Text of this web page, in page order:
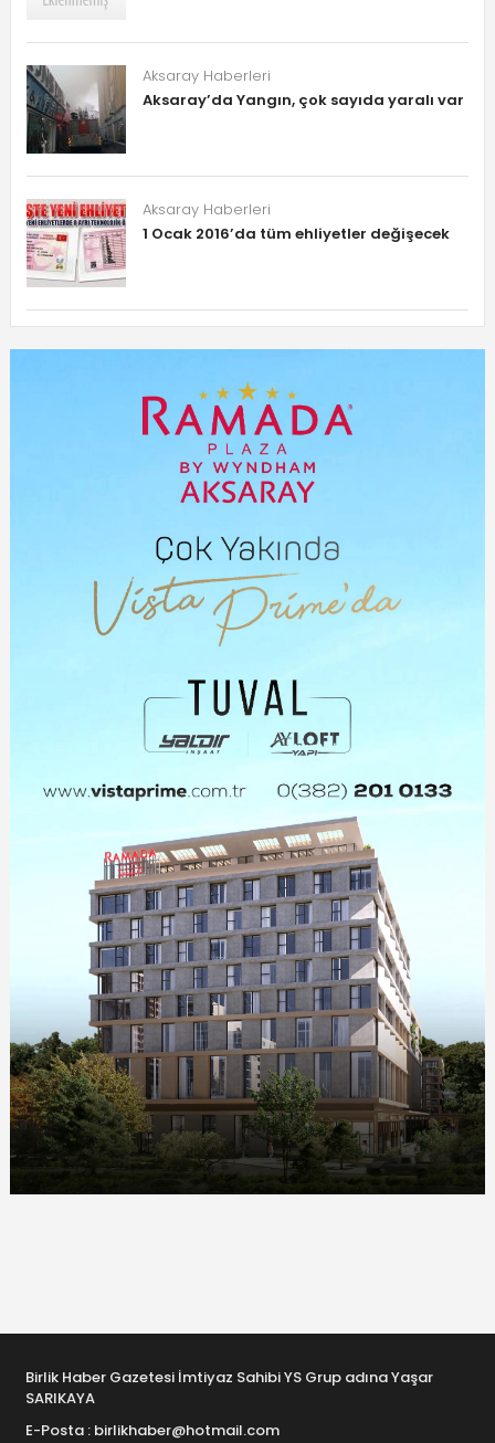
Aksaray Haberleri
Aksaray’da Yangın, çok sayıda yaralı var
Aksaray Haberleri
1 Ocak 2016’da tüm ehliyetler değişecek
Birlik Haber Gazetesi İmtiyaz Sahibi YS Grup adına Yaşar
SARIKAYA
E-Posta : birlikhaber@hotmail.com